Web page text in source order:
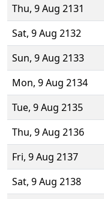
Thu, 9 Aug 2131
Sat, 9 Aug 2132
Sun, 9 Aug 2133
Mon, 9 Aug 2134
Tue, 9 Aug 2135
Thu, 9 Aug 2136
Fri, 9 Aug 2137
Sat, 9 Aug 2138